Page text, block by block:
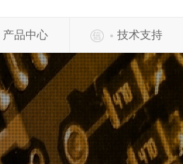
产品中心 技术支持